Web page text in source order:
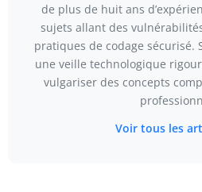
de plus de huit ans
sujets allant des
pratiques de codage sécurisé.
une veille technologique
vulgariser des concepts
Voir tous les